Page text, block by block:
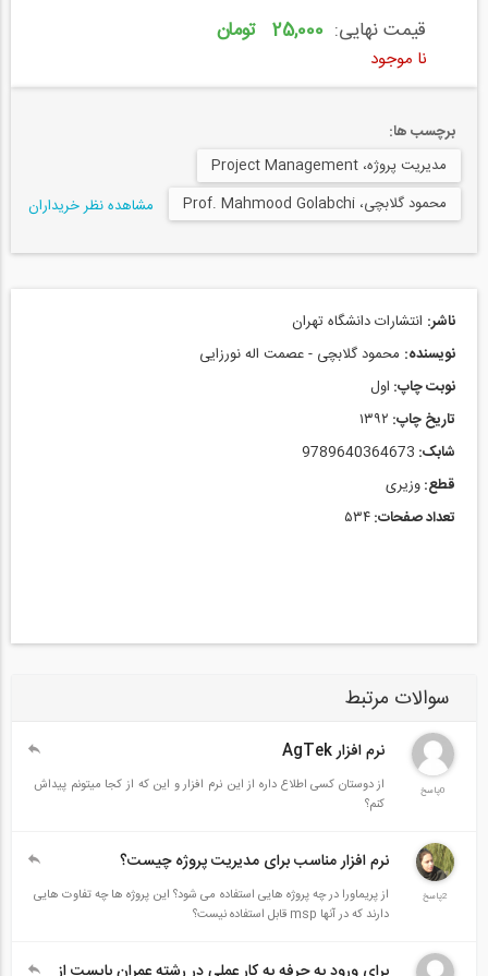
قیمت نهایی: 25,000 تومان
نا موجود
برچسب ها:
مدیریت پروژه، Project Management
محمود گلابچی، Prof. Mahmood Golabchi
مشاهده نظر خریداران
ناشر: انتشارات دانشگاه تهران
نویسنده: محمود گلابچی - عصمت اله نورزایی
نوبت چاپ: اول
تاریخ چاپ: ۱۳۹۲
شابک: 9789640364673
قطع:وزیری
تعداد صفحات:۵۳۴
سوالات مرتبط
0پاسخ
نرم افزار AgTek
از دوستان کسی اطلاع داره از این نرم افزار و این که از کجا میتونم پیداش
کنم؟
2پاسخ
نرم افزار مناسب برای مدیریت پروژه چیست؟
از پریماورا در چه پروژه هایی استفاده می شود؟ این پروژه ها چه تفاوت هایی
دارند که در آنها msp قابل استفاده نیست؟